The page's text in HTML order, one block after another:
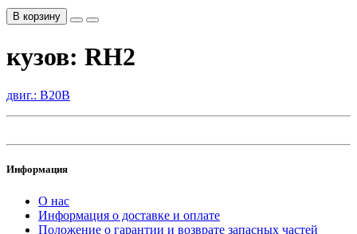
В корзину
кузов: RH2
двиг.: B20B
Информация
О нас
Информация о доставке и оплате
Положение о гарантии и возврате запасных частей